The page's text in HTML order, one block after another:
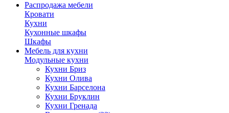
Распродажа мебели
Кровати
Кухни
Кухонные шкафы
Шкафы
Мебель для кухни
Модульные кухни
Кухни Бриз
Кухни Олива
Кухни Барселона
Кухни Бруклин
Кухни Гренада